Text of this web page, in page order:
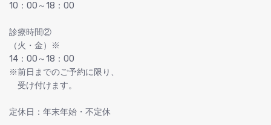
10：00～18：00
診療時間②
（火・金）※
14：00～18：00
※前日までのご予約に限り、
受け付けます。
定休日：年末年始・不定休